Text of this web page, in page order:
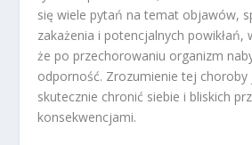
się wiele pytań na temat objawów,
zakażenia i potencjalnych powikłań,
że po przechorowaniu organizm
odporność. Zrozumienie tej
skutecznie chronić siebie i bliskich
konsekwencjami.